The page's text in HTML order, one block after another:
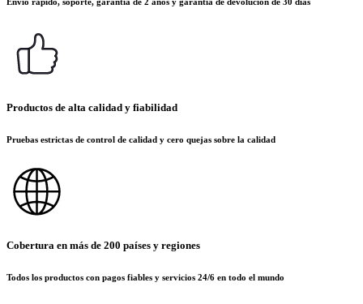
Productos de alta calidad y fiabilidad
Pruebas estrictas de control de calidad y cero quejas sobre la calidad
Cobertura en más de 200 países y regiones
Todos los productos con pagos fiables y servicios 24/6 en todo el mundo